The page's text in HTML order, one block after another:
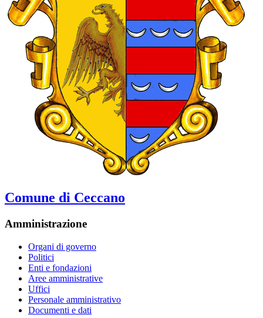
Comune di Ceccano
Amministrazione
Organi di governo
Politici
Enti e fondazioni
Aree amministrative
Uffici
Personale amministrativo
Documenti e dati